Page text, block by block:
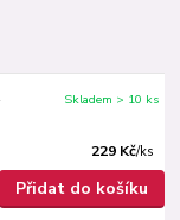
229 Kč/ks
Skladem > 10 ks
Přidat do košíku